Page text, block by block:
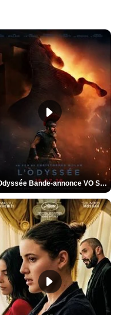
L'Odyssée Bande-annonce VO STFR